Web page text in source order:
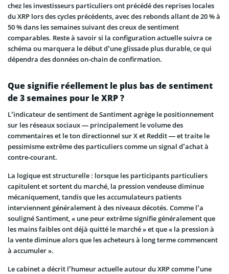
chez les investisseurs particuliers ont précédé des reprises locales
du XRP lors des cycles précédents, avec des rebonds allant de 20 % à
50 % dans les semaines suivant des creux de sentiment
comparables. Reste à savoir si la configuration actuelle suivra ce
schéma ou marquera le début d’une glissade plus durable, ce qui
dépendra des données on-chain de confirmation.
Que signifie réellement le plus bas de sentiment
de 3 semaines pour le XRP ?
L’indicateur de sentiment de Santiment agrège le positionnement
sur les réseaux sociaux — principalement le volume des
commentaires et le ton directionnel sur X et Reddit — et traite le
pessimisme extrême des particuliers comme un signal d’achat à
contre-courant.
La logique est structurelle : lorsque les participants particuliers
capitulent et sortent du marché, la pression vendeuse diminue
mécaniquement, tandis que les accumulateurs patients
interviennent généralement à des niveaux décotés. Comme l’a
souligné Santiment, « une peur extrême signifie généralement que
les mains faibles ont déjà quitté le marché » et que « la pression à
la vente diminue alors que les acheteurs à long terme commencent
à accumuler ».
Le cabinet a décrit l’humeur actuelle autour du XRP comme l’une